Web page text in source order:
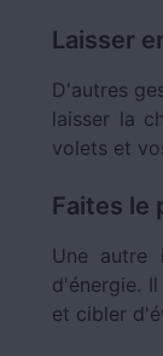
Laisser
D'autres
laisser la
volets et
Faites le
Une autre
d'énergie.
et cibler